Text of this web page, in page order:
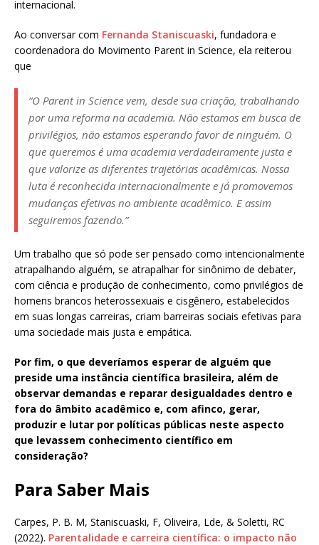
internacional.
Ao conversar com Fernanda Staniscuaski, fundadora e
coordenadora do Movimento Parent in Science, ela reiterou
que
“O Parent in Science vem, desde sua criação, trabalhando
por uma reforma na academia. Não estamos em busca de
privilégios, não estamos esperando favor de ninguém. O
que queremos é uma academia verdadeiramente justa e
que valorize as diferentes trajetórias acadêmicas. Nossa
luta é reconhecida internacionalmente e já promovemos
mudanças efetivas no ambiente acadêmico. E assim
seguiremos fazendo.”
Um trabalho que só pode ser pensado como intencionalmente
atrapalhando alguém, se atrapalhar for sinônimo de debater,
com ciência e produção de conhecimento, como privilégios de
homens brancos heterossexuais e cisgênero, estabelecidos
em suas longas carreiras, criam barreiras sociais efetivas para
uma sociedade mais justa e empática.
Por fim, o que deveríamos esperar de alguém que
preside uma instância científica brasileira, além de
observar demandas e reparar desigualdades dentro e
fora do âmbito acadêmico e, com afinco, gerar,
produzir e lutar por políticas públicas neste aspecto
que levassem conhecimento científico em
consideração?
Para Saber Mais
Carpes, P. B. M, Staniscuaski, F, Oliveira, Lde, & Soletti, RC
(2022). Parentalidade e carreira científica: o impacto não